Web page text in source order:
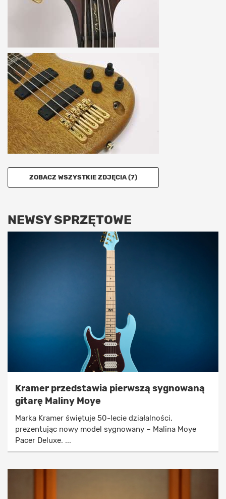
ZOBACZ WSZYSTKIE ZDJĘCIA (7)
NEWSY SPRZĘTOWE
Kramer przedstawia pierwszą sygnowaną
gitarę Maliny Moye
Marka Kramer świętuje 50-lecie działalności,
prezentując nowy model sygnowany – Malina Moye
Pacer Deluxe. ...